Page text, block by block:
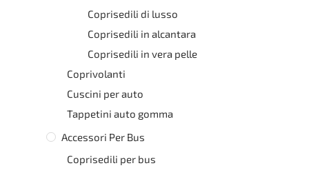
Coprisedili di lusso
Coprisedili in alcantara
Coprisedili in vera pelle
Coprivolanti
Cuscini per auto
Tappetini auto gomma
Accessori Per Bus
Coprisedili per bus